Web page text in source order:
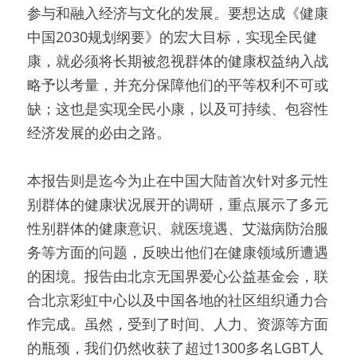
参与和融入经济与文化的发展。要想达成《健康
中国2030规划纲要》的宏大目标，实现全民健
康，就必须将长期被忽视群体的健康权益纳入战
略予以考量，并充分保障他们的平等权利不可或
缺；这也是实现全民小康，以及可持续、包容性
经济发展的必由之路。
本报告则是迄今为止在中国大陆首次针对多元性
别群体的健康状况展开的调研，重点展示了多元
性别群体的健康意识、就医境遇、艾滋病防治服
务等方面的问题，反映出他们在健康领域所遭遇
的困境。报告由北京无国界爱心公益基金会，联
合北京彩虹中心以及中国各地的社区组织通力合
作完成。虽然，受到了时间、人力、资源等方面
的瓶颈，我们仍然收获了超过1300多名LGBT人